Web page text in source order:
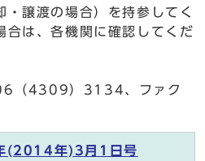
・譲渡の場合）を持参してく
合は、各機関に確認してくだ
（4309）3134、ファク
(2014年)3月1日号